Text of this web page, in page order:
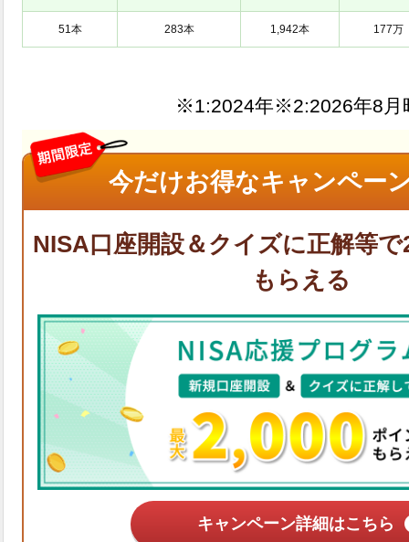
※1: ※2:
今だけお得なキャンペー
キャンペーン詳細はこちら